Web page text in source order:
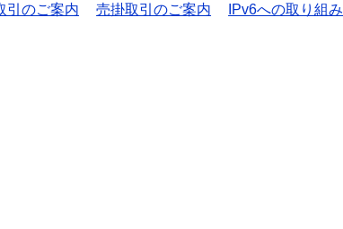
引のご案内 売掛取引のご案内
IPv6への取り組み